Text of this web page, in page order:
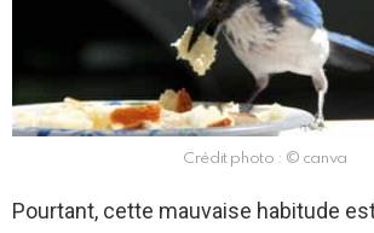
Crédit photo : © canva
Pourtant, cette mauvaise habitude